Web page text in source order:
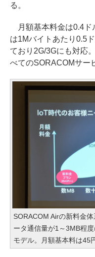
る。
月額基本料金は0.4ド
は1Mバイトあたり0.5
ており2G/3Gにも対応
べてのSORACOMサー
SORACOM Airの新料金
ータ通信量が1～3MB程
モデル。月額基本料は45